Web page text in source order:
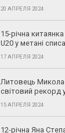
20 АПРЕЛЯ 2024
15-річна
U20 у метані списа
17 АПРЕЛЯ 2024
Литовець
світовий рекорд
15 АПРЕЛЯ 2024
12-річна Яна